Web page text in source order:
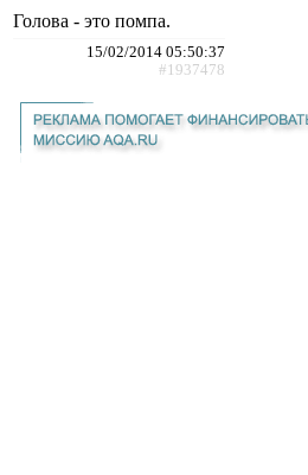
Голова - это помпа.
15/02/2014 05:50:37
#1937478